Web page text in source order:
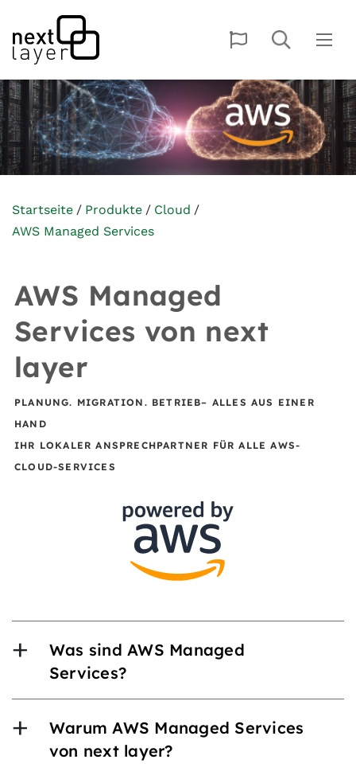
Startseite Produkte
Cloud
AWS Managed Services
AWS Managed
Services von next
layer
PLANUNG. MIGRATION. BETRIEB– ALLES AUS EINER
HAND
IHR LOKALER ANSPRECHPARTNER FÜR ALLE AWS-
CLOUD-SERVICES
Was sind AWS Managed
Services?
Warum AWS Managed Services
von next layer?